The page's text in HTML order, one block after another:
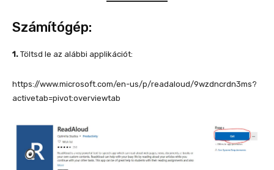
Számítógép:
1. Töltsd le az alábbi applikációt:
https://www.microsoft.com/en-us/p/readaloud/9wzdncrdn3ms?
activetab=pivot:overviewtab